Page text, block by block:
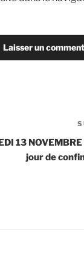
13
jour de